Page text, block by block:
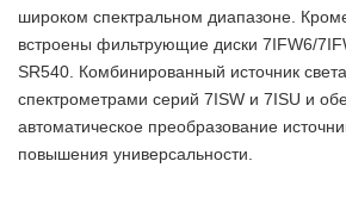
широком спектральном диапазоне.
встроены фильтрующие диски 7IFW6/
SR540. Комбинированный источник
спектрометрами серий 7ISW и 7ISU и
автоматическое преобразование
повышения универсальности.